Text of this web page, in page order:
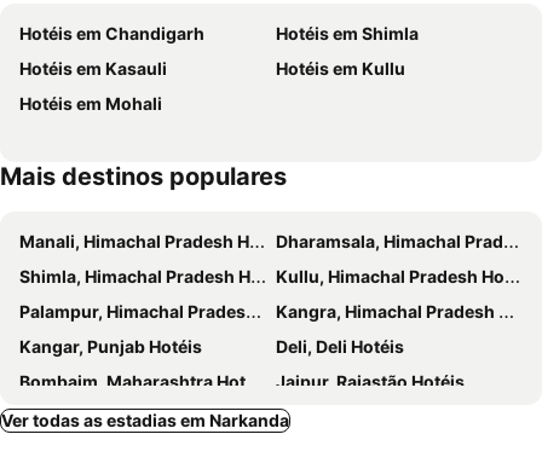
Hotéis em Chandigarh
Hotéis em Shimla
Hotéis em Kasauli
Hotéis em Kullu
Hotéis em Mohali
Mais destinos populares
Manali, Himachal Pradesh Hotéis
Dharamsala, Himachal Pradesh Hotéis
Shimla, Himachal Pradesh Hotéis
Kullu, Himachal Pradesh Hotéis
Palampur, Himachal Pradesh Hotéis
Kangra, Himachal Pradesh Hotéis
Kangar, Punjab Hotéis
Deli, Deli Hotéis
Bombaim, Maharashtra Hotéis
Jaipur, Rajastão Hotéis
Capital, Haryana Hotéis
Vasco da Gama, Goa Hotéis
Ver todas as estadias em Narkanda